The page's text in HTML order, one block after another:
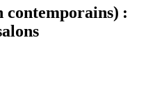
contemporains) :